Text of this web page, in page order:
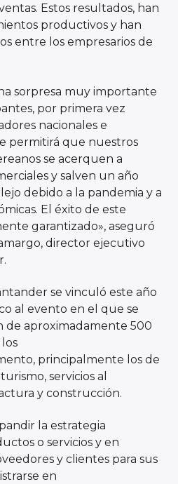
Estos resultados, han
productivos y han
entre los empresarios de
sorpresa muy importante
por primera vez
nacionales e
permitirá que nuestros
se acerquen a
y salven un año
debido a la pandemia y a
El éxito de este
garantizado», aseguró
director ejecutivo
se vinculó este año
al evento en el que se
de aproximadamente 500
principalmente los de
servicios al
y construcción.
la estrategia
o servicios y en
y clientes para sus
en